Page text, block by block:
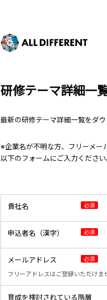
研修テーマ詳細一
最新の研修テーマ詳細一覧をダウ
※企業名が不明な方、フリーメー
以下のフォームにご入力くださ